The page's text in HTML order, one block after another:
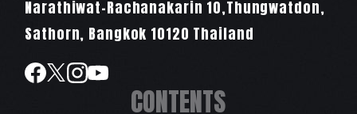
Narathiwat-Rachanakarin 10,Thungwatdon,
Sathorn, Bangkok 10120 Thailand
CONTENTS